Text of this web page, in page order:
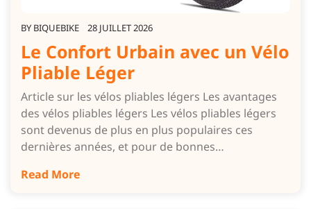
BY BIQUEBIKE 28 JUILLET 2026
Le Confort Urbain avec un Vélo
Pliable Léger
Article sur les vélos pliables légers Les avantages
des vélos pliables légers Les vélos pliables légers
sont devenus de plus en plus populaires ces
dernières années, et pour de bonnes…
Read More